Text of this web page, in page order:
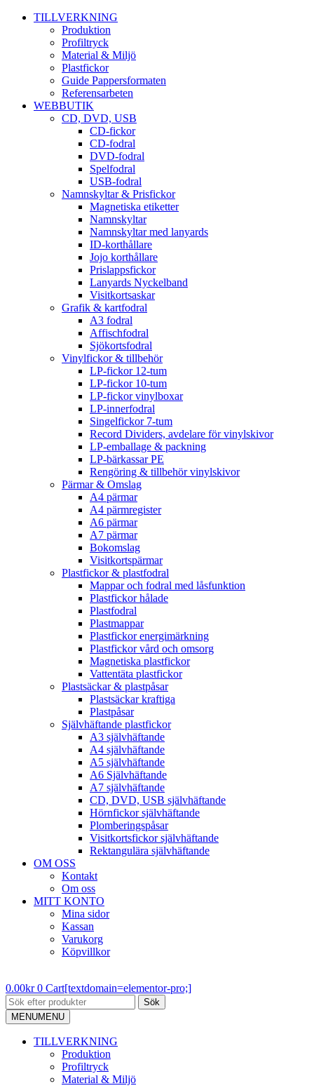
TILLVERKNING
Produktion
Profiltryck
Material & Miljö
Plastfickor
Guide Pappersformaten
Referensarbeten
WEBBUTIK
CD, DVD, USB
CD-fickor
CD-fodral
DVD-fodral
Spelfodral
USB-fodral
Namnskyltar & Prisfickor
Magnetiska etiketter
Namnskyltar
Namnskyltar med lanyards
ID-korthållare
Jojo korthållare
Prislappsfickor
Lanyards Nyckelband
Visitkortsaskar
Grafik & kartfodral
A3 fodral
Affischfodral
Sjökortsfodral
Vinylfickor & tillbehör
LP-fickor 12-tum
LP-fickor 10-tum
LP-fickor vinylboxar
LP-innerfodral
Singelfickor 7-tum
Record Dividers, avdelare för vinylskivor
LP-emballage & packning
LP-bärkassar PE
Rengöring & tillbehör vinylskivor
Pärmar & Omslag
A4 pärmar
A4 pärmregister
A6 pärmar
A7 pärmar
Bokomslag
Visitkortspärmar
Plastfickor & plastfodral
Mappar och fodral med låsfunktion
Plastfickor hålade
Plastfodral
Plastmappar
Plastfickor energimärkning
Plastfickor vård och omsorg
Magnetiska plastfickor
Vattentäta plastfickor
Plastsäckar & plastpåsar
Plastsäckar kraftiga
Plastpåsar
Självhäftande plastfickor
A3 självhäftande
A4 självhäftande
A5 självhäftande
A6 Självhäftande
A7 självhäftande
CD, DVD, USB självhäftande
Hörnfickor självhäftande
Plomberingspåsar
Visitkortsfickor självhäftande
Rektangulära självhäftande
OM OSS
Kontakt
Om oss
MITT KONTO
Mina sidor
Kassan
Varukorg
Köpvillkor
0.00kr 0 Cart[textdomain=elementor-pro;]
Sök
MENUMENU
TILLVERKNING
Produktion
Profiltryck
Material & Miljö